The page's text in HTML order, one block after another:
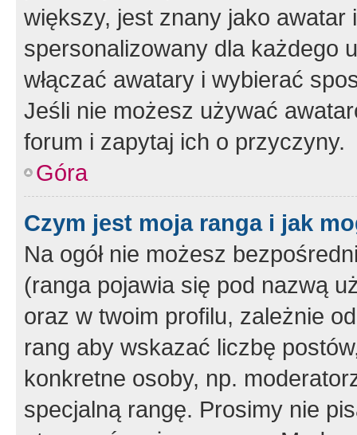
większy, jest znany jako
spersonalizowany dla każdego
włączać awatary i wybierać
Jeśli nie możesz używać
forum i zapytaj ich o przyczyny.
Góra
Czym jest moja ranga i jak
Na ogół nie możesz
(ranga pojawia się pod nazwą
oraz w twoim profilu, zależnie
rang aby wskazać liczbę
konkretne osoby, np.
specjalną rangę. Prosimy nie